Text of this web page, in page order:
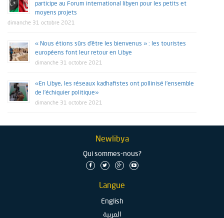
participe au Forum international libyen pour les petits et
moyens projets
dimanche 31 octobre 2021
« Nous étions sûrs d’être les bienvenus » : les touristes
européens font leur retour en Libye
dimanche 31 octobre 2021
«En Libye, les réseaux kadhafistes ont pollinisé l’ensemble
de l’échiquier politique»
dimanche 31 octobre 2021
Newlibya
Qui sommes-nous?
Langue
English
العربية